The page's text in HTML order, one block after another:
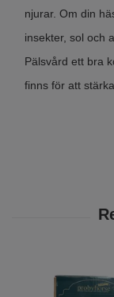
njurar. Om din
insekter, sol och
Pälsvård ett bra
finns för att